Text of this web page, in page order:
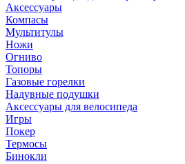
Аксессуары
Компасы
Мультитулы
Ножи
Огниво
Топоры
Газовые горелки
Надувные подушки
Аксессуары для велосипеда
Игры
Покер
Термосы
Бинокли